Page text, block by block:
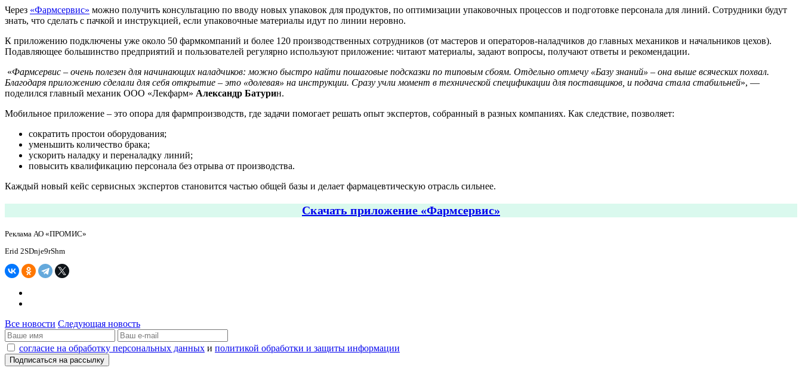
Через «Фармсервис» можно получить консультацию по вводу новых упаковок для продуктов, по оптимизации упаковочных процессов и подготовке персонала для линий. Сотрудники будут
знать, что сделать с пачкой и инструкцией, если упаковочные материалы идут по линии неровно.
К приложению подключены уже около 50 фармкомпаний и более 120 производственных сотрудников (от мастеров и операторов-наладчиков до главных механиков и начальников цехов).
Подавляющее большинство предприятий и пользователей регулярно используют приложение: читают материалы, задают вопросы, получают ответы и рекомендации.
«Фармсервис – очень полезен для начинающих наладчиков: можно быстро найти пошаговые подсказки по типовым сбоям. Отдельно отмечу «Базу знаний» – она выше всяческих похвал.
Благодаря приложению сделали для себя открытие – это «долевая» на инструкции. Сразу учли момент в технической спецификации для поставщиков, и подача стала стабильней», —
поделился главный механик ООО «Лекфарм» Александр Батурин.
Мобильное приложение – это опора для фармпроизводств, где задачи помогает решать опыт экспертов, собранный в разных компаниях. Как следствие, позволяет:
сократить простои оборудования;
уменьшить количество брака;
ускорить наладку и переналадку линий;
повысить квалификацию персонала без отрыва от производства.
Каждый новый кейс сервисных экспертов становится частью общей базы и делает фармацевтическую отрасль сильнее.
Скачать приложение «Фармсервис»
Реклама АО «ПРОМИС»
Erid 2SDnje9rShm
Все новости Следующая новость
согласие на обработку персональных данных и политикой обработки и защиты информации